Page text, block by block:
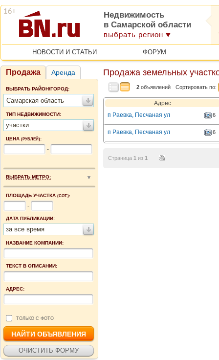
Недвижимость
в Самарской области
выбрать регион
НОВОСТИ И СТАТЬИ ФОРУМ
Продажа Аренда
ВЫБРАТЬ РАЙОН/ГОРОД:
Самарская область
ТИП НЕДВИЖИМОСТИ:
участки
ЦЕНА (РУБЛЕЙ):
-
ВЫБРАТЬ МЕТРО:
ПЛОЩАДЬ УЧАСТКА (СОТ.):
-
ДАТА ПУБЛИКАЦИИ:
за все время
НАЗВАНИЕ КОМПАНИИ:
ТЕКСТ В ОПИСАНИИ:
АДРЕС:
ТОЛЬКО С ФОТО
Продажа земельных
2 объявлений Сортировать по:
Адрес
п Раевка, Песчаная ул
6
п Раевка, Песчаная ул 6
Страница 1 из 1